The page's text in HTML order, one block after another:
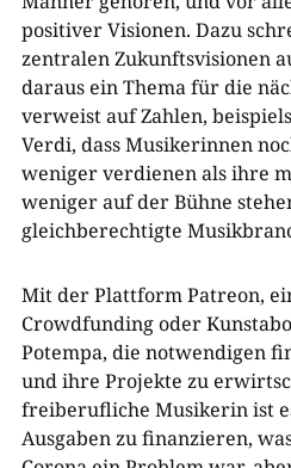
positiver Visionen. Dazu
zentralen Zukunftsvisionen
daraus ein Thema für die
verweist auf Zahlen,
Verdi, dass Musikerinnen
weniger verdienen als ihre
weniger auf der Bühne
gleichberechtigte
Mit der Plattform Patreon,
Crowdfunding oder
Potempa, die notwendigen
und ihre Projekte zu
freiberufliche Musikerin ist
Ausgaben zu finanzieren,